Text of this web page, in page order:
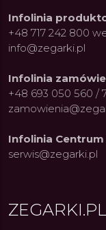
27.07.2026
Infolinia
+48 717 242 800
info@zegarki.pl
Infolinia
+48 693 050 560 /
Infolinia
serwis@zegarki.pl
ZEGARKI.PL